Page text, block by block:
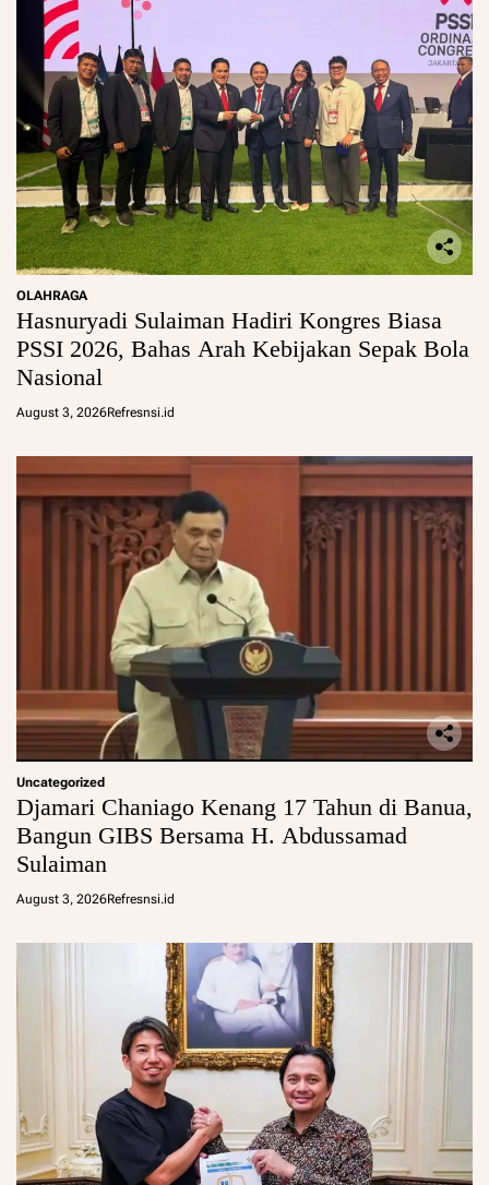
OLAHRAGA
Hasnuryadi Sulaiman Hadiri Kongres Biasa
PSSI 2026, Bahas Arah Kebijakan Sepak Bola
Nasional
August 3, 2026Refresnsi.id
Uncategorized
Djamari Chaniago Kenang 17 Tahun di Banua,
Bangun GIBS Bersama H. Abdussamad
Sulaiman
August 3, 2026Refresnsi.id